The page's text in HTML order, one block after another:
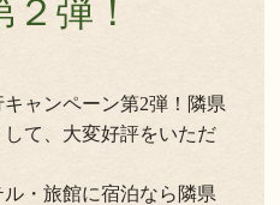
弾！
キャンペーン第2弾！隣県
て、大変好評をいただ
・旅館に宿泊なら隣県